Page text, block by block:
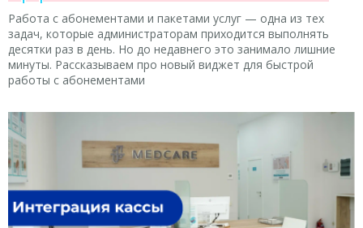
Работа с абонементами и пакетами услуг — одна из тех
задач, которые администраторам приходится выполнять
десятки раз в день. Но до недавнего это занимало лишние
минуты. Рассказываем про новый виджет для быстрой
работы с абонементами